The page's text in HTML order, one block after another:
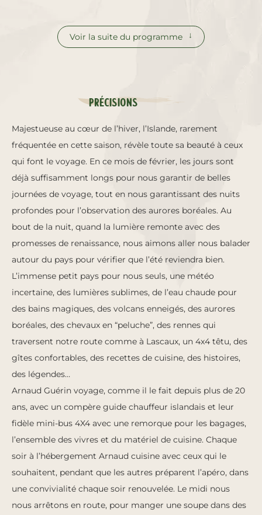
Voir la suite du programme
Précisions
Majestueuse au cœur de l’hiver, l’Islande, rarement
fréquentée en cette saison, révèle toute sa beauté à ceux
qui font le voyage. En ce mois de février, les jours sont
déjà suffisamment longs pour nous garantir de belles
journées de voyage, tout en nous garantissant des nuits
profondes pour l’observation des aurores boréales. Au
bout de la nuit, quand la lumière remonte avec des
promesses de renaissance, nous aimons aller nous balader
autour du pays pour vérifier que l’été reviendra bien.
L’immense petit pays pour nous seuls, une météo
incertaine, des lumières sublimes, de l’eau chaude pour
des bains magiques, des volcans enneigés, des aurores
boréales, des chevaux en “peluche”, des rennes qui
traversent notre route comme à Lascaux, un 4x4 têtu, des
gîtes confortables, des recettes de cuisine, des histoires,
des légendes…
Arnaud Guérin voyage, comme il le fait depuis plus de 20
ans, avec un compère guide chauffeur islandais et leur
fidèle mini-bus 4X4 avec une remorque pour les bagages,
l’ensemble des vivres et du matériel de cuisine. Chaque
soir à l’hébergement Arnaud cuisine avec ceux qui le
souhaitent, pendant que les autres préparent l’apéro, dans
une convivialité chaque soir renouvelée. Le midi nous
nous arrêtons en route, pour manger une soupe dans des